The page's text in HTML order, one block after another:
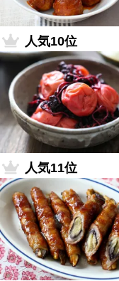
人気10位
人気11位